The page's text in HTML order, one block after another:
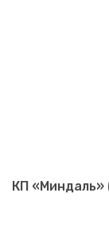
КП «Миндаль»